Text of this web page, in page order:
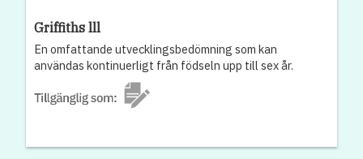
Griffiths lll
En omfattande utvecklingsbedömning som kan
användas kontinuerligt från födseln upp till sex år.